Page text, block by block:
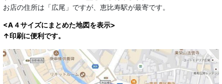
お店の住所は「広尾」ですが、恵比寿駅が最寄です。
<A４サイズにまとめた地図を表示>
↑印刷に便利です。